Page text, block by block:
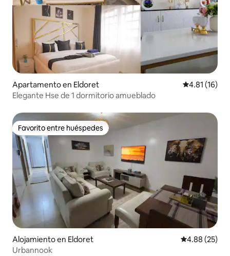
Apartamento en Eldoret Calificación
4.81 (16)
Elegante Hse de 1 dormitorio amueblado
Favorito entre huéspedes
Favorito entre huéspedes
Alojamiento en Eldoret Calificación
4.88 (25)
Urbannook